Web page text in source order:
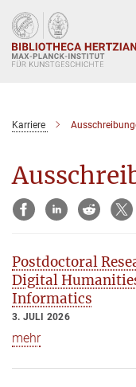
Hauptinhalt
Karriere
Postdoctoral
Digital
Informatics
3. JULI 2026
mehr